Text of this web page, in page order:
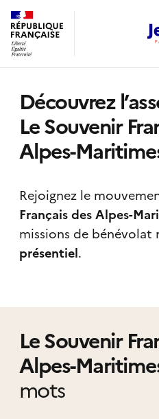
Découvrez
Le Souvenir
Alpes-
Rejoignez le
Français des Alpes-
missions de bénévolat
présentiel.
Le Souvenir
Alpes-
mots